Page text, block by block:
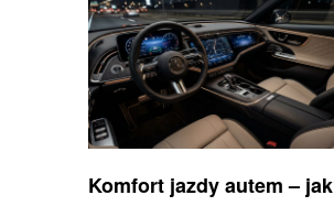
Komfort jazdy autem – jak